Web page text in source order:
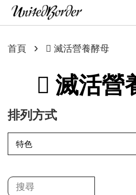
首頁 ›  滅活營養酵母
 滅活營
排列方式